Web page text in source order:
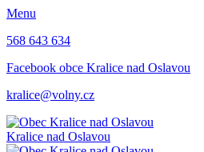
Menu
568 643 634
Facebook obce Kralice nad Oslavou
kralice@volny.cz
Kralice nad Oslavou